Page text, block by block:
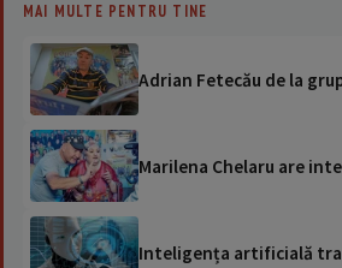
MAI MULTE PENTRU TINE
Adrian Fetecău de la
Marilena Chelaru are
Inteligența artificială